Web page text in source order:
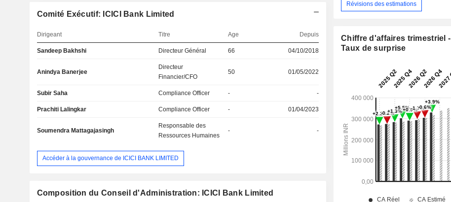
Comité Exécutif: ICICI Bank Limited
Dirigeant Titre Age Depuis
Sandeep Bakhshi Directeur Général 66 04/10/2018
Anindya Banerjee
Directeur
Financier/CFO
50 01/05/2022
Subir Saha Compliance Officer - -
Prachiti Lalingkar Compliance Officer - 01/04/2023
Soumendra Mattagajasingh
Responsable des
Ressources Humaines
- -
Accéder à la gouvernance de ICICI BANK LIMITED
Composition du Conseil d'Administration: ICICI Bank Limited
Révisions des estimations
Chiffre d'affaires trimestriel -
Taux de surprise